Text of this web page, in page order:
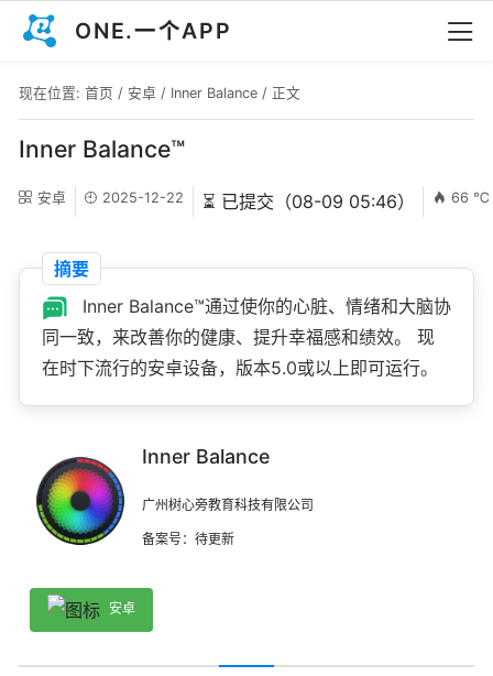
ONE.一个APP
现在位置: 首页 / 安卓 / Inner Balance / 正文
Inner Balance™
安卓 2025-12-22 ⏳ 已提交（08-09 05:46） 66 ℃
摘要
Inner Balance™通过使你的心脏、情绪和大脑协
同一致，来改善你的健康、提升幸福感和绩效。 现
在时下流行的安卓设备，版本5.0或以上即可运行。
Inner Balance
广州树心旁教育科技有限公司
备案号：待更新
安卓